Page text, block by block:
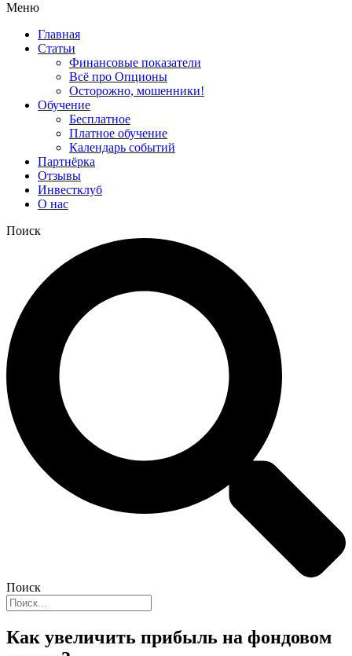
Меню
Главная
Статьи
Финансовые показатели
Всё про Опционы
Осторожно, мошенники!
Обучение
Бесплатное
Платное обучение
Календарь событий
Партнёрка
Отзывы
Инвестклуб
О нас
Поиск
Поиск
Как увеличить прибыль на фондовом